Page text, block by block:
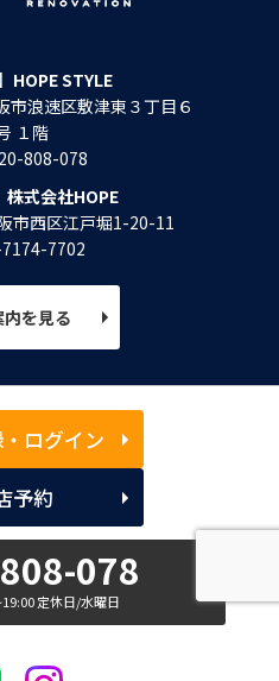
HOPE STYLE
市浪速区敷津東３丁目６
１階
808-078
株式会社HOPE
市西区江戸堀1-20-11
7702
を見る
ログイン
予約
078
定休日/水曜日